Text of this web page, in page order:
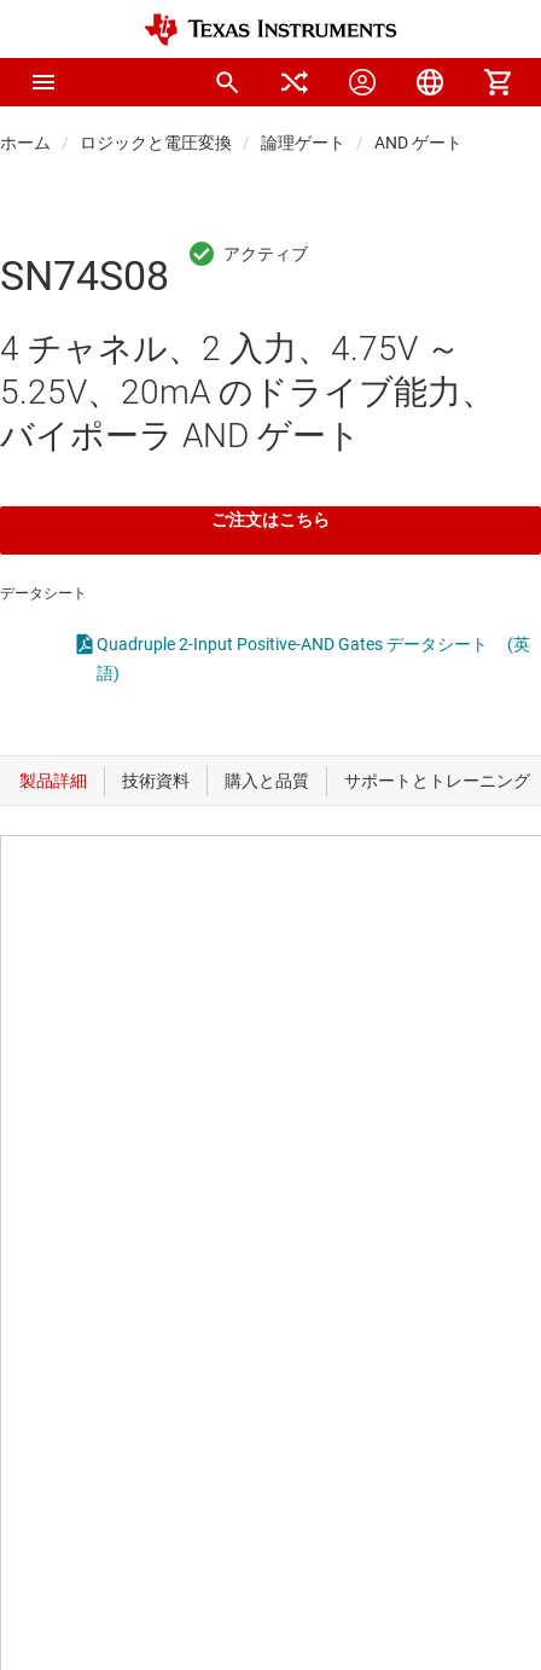
ホーム ロジックと電圧変換 論理ゲート AND ゲート
SN74S08
4 チャネル、2 入力、4.75V ～
5.25V、20mA のドライブ能力、
バイポーラ AND ゲート
ご注文はこちら
データシート
Quadruple 2-Input Positive-AND Gates データシート
(英
語)